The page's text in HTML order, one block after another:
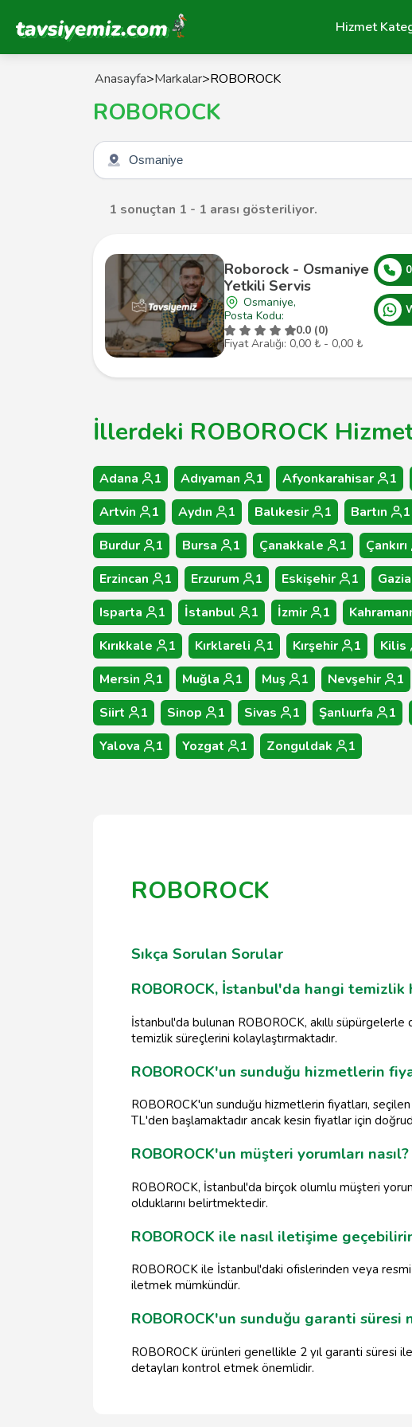
Tavsiyemiz Anasayfa Hizmet
Anasayfa>Markalar>ROBOROCK
ROBOROCK
Şehir seçin
1 sonuçtan 1 - 1 arası gösteriliyor.
Roborock - Osmaniye
Yetkili Servis
Osmaniye,
Posta Kodu:
0.0 (0)
Fiyat Aralığı: 0,00 ₺ - 0,00 ₺
İllerdeki ROBOROCK
Adana 1 Adıyaman 1 Afyonkarahisar 1
Artvin
1 Aydın 1 Balıkesir 1 Bartın 1
Burdur
1 Bursa 1 Çanakkale 1 Çankırı
Erzincan
1 Erzurum 1 Eskişehir 1
Isparta
1 İstanbul 1 İzmir 1
Kırıkkale
1 Kırklareli 1 Kırşehir 1 Kilis
Mersin
1 Muğla 1 Muş 1 Nevşehir 1
Siirt
1 Sinop 1 Sivas 1 Şanlıurfa 1
Yalova
1 Yozgat 1 Zonguldak 1
ROBOROCK
Sıkça Sorulan Sorular
ROBOROCK, İstanbul'da hangi
İstanbul'da bulunan ROBOROCK, akıllı
temizlik süreçlerini kolaylaştırmaktadır.
ROBOROCK'un sunduğu hizmetlerin
ROBOROCK'un sunduğu hizmetlerin fiyatları,
TL'den başlamaktadır ancak kesin fiyatlar için
ROBOROCK'un müşteri yorumları nasıl?
ROBOROCK, İstanbul'da birçok olumlu müşteri
olduklarını belirtmektedir.
ROBOROCK ile nasıl iletişime
ROBOROCK ile İstanbul'daki ofislerinden veya
iletmek mümkündür.
ROBOROCK'un sunduğu garanti süresi
ROBOROCK ürünleri genellikle 2 yıl garanti süresi
detayları kontrol etmek önemlidir.